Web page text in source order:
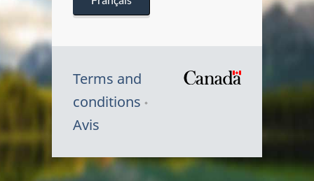
Terms and
conditions
Avis
Symbole
du